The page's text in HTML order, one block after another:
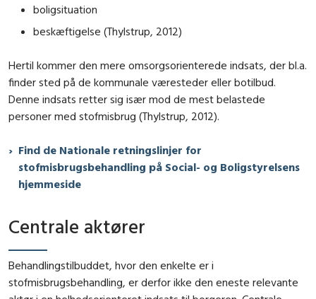
boligsituation
beskæftigelse (Thylstrup, 2012)
Hertil kommer den mere omsorgsorienterede indsats, der bl.a.
finder sted på de kommunale væresteder eller botilbud.
Denne indsats retter sig især mod de mest belastede
personer med stofmisbrug (Thylstrup, 2012).
Find de Nationale retningslinjer for
stofmisbrugsbehandling på Social- og Boligstyrelsens
hjemmeside
Centrale aktører
Behandlingstilbuddet, hvor den enkelte er i
stofmisbrugsbehandling, er derfor ikke den eneste relevante